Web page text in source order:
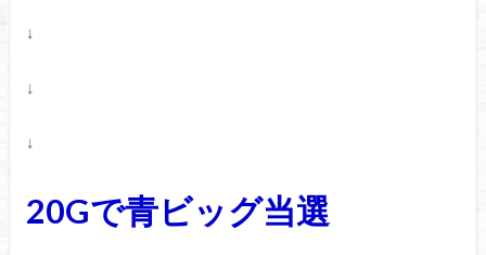
↓
↓
↓
20Gで青ビッグ当選